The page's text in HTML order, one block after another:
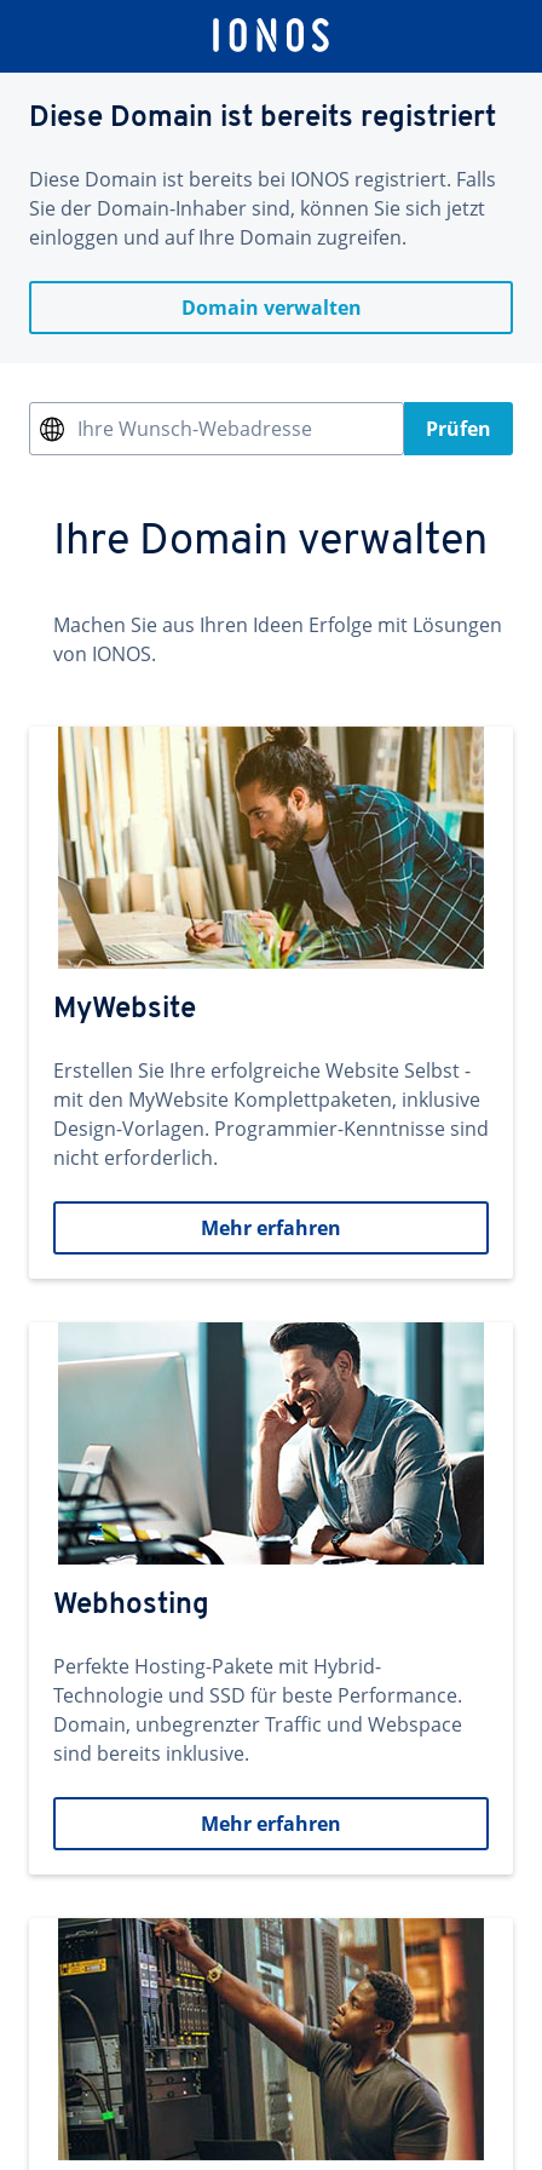
Diese Domain ist bereits registriert
Diese Domain ist bereits bei IONOS registriert. Falls
Sie der Domain-Inhaber sind, können Sie sich jetzt
einloggen und auf Ihre Domain zugreifen.
Domain verwalten
Ihre Wunsch-Webadresse Prüfen
Ihre Domain verwalten
Machen Sie aus Ihren Ideen Erfolge mit Lösungen
von IONOS.
MyWebsite
Erstellen Sie Ihre erfolgreiche Website Selbst -
mit den MyWebsite Komplettpaketen, inklusive
Design-Vorlagen. Programmier-Kenntnisse sind
nicht erforderlich.
Mehr erfahren
Webhosting
Perfekte Hosting-Pakete mit Hybrid-
Technologie und SSD für beste Performance.
Domain, unbegrenzter Traffic und Webspace
sind bereits inklusive.
Mehr erfahren